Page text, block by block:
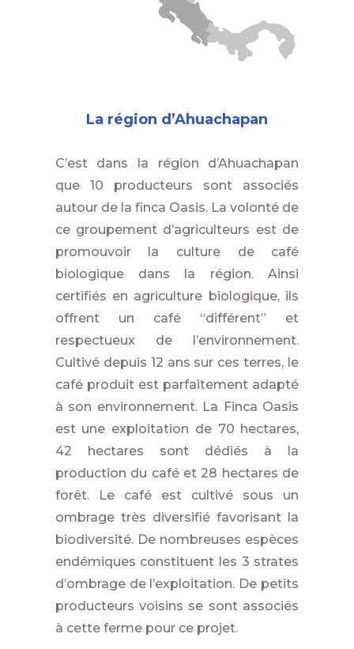
La région d’Ahuachapan
C’est dans la région d’Ahuachapan
que 10 producteurs sont associés
autour de la finca Oasis. La volonté de
ce groupement d’agriculteurs est de
promouvoir la culture de café
biologique dans la région. Ainsi
certifiés en agriculture biologique, ils
offrent un café “différent” et
respectueux de l’environnement.
Cultivé depuis 12 ans sur ces terres, le
café produit est parfaitement adapté
à son environnement. La Finca Oasis
est une exploitation de 70 hectares,
42 hectares sont dédiés à la
production du café et 28 hectares de
forêt. Le café est cultivé sous un
ombrage très diversifié favorisant la
biodiversité. De nombreuses espèces
endémiques constituent les 3 strates
d’ombrage de l’exploitation. De petits
producteurs voisins se sont associés
à cette ferme pour ce projet.